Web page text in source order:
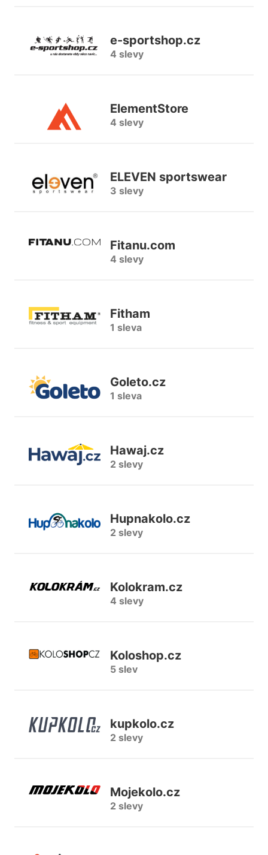
e-sportshop.cz
4 slevy
ElementStore
4 slevy
ELEVEN sportswear
3 slevy
Fitanu.com
4 slevy
Fitham
1 sleva
Goleto.cz
1 sleva
Hawaj.cz
2 slevy
Hupnakolo.cz
2 slevy
Kolokram.cz
4 slevy
Koloshop.cz
5 slev
kupkolo.cz
2 slevy
Mojekolo.cz
2 slevy